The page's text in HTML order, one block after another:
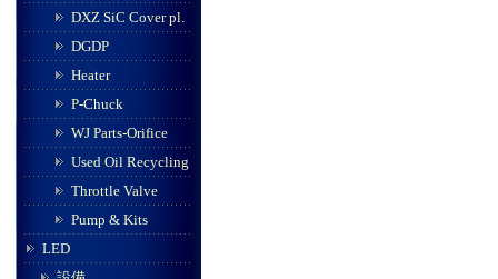
DXZ SiC Cover pl.
DGDP
Heater
P-Chuck
WJ Parts-Orifice
Used Oil Recycling
Throttle Valve
Pump & Kits
LED